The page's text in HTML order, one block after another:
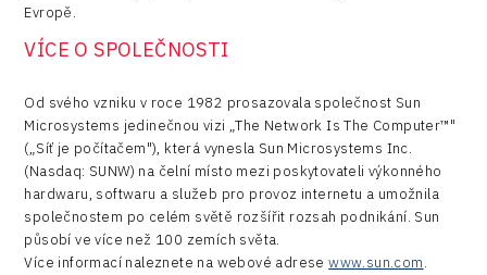
Evropě.
VÍCE O SPOLEČNOSTI
Od svého vzniku v roce 1982 prosazovala společnost Sun
Microsystems jedinečnou vizi „The Network Is The Computer™"
(„Síť je počítačem"), která vynesla Sun Microsystems Inc.
(Nasdaq: SUNW) na čelní místo mezi poskytovateli výkonného
hardwaru, softwaru a služeb pro provoz internetu a umožnila
společnostem po celém světě rozšířit rozsah podnikání. Sun
působí ve více než 100 zemích světa.
Více informací naleznete na webové adresewww.sun.com.